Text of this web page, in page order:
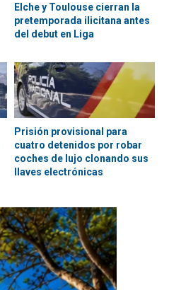
Elche y Toulouse cierran la
pretemporada ilicitana antes
del debut en Liga
Prisión provisional para
cuatro detenidos por robar
coches de lujo clonando sus
llaves electrónicas